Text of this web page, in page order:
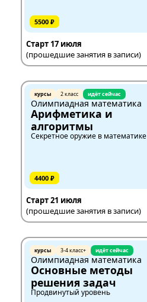
5500 ₽
Старт 17 июля
(прошедшие занятия в записи)
курсы 2 класс идёт сейчас
Олимпиадная математика
Арифметика и
алгоритмы
Секретное оружие в математике
4400 ₽
Старт 21 июля
(прошедшие занятия в записи)
курсы 3-4 класс+ идёт сейчас
Олимпиадная математика
Основные методы
решения задач
Продвинутый уровень